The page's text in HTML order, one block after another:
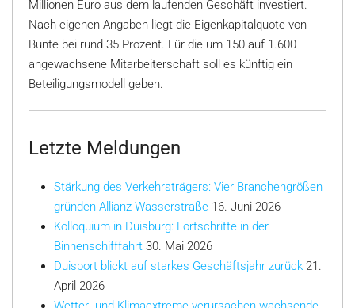
Millionen Euro aus dem laufenden Geschäft investiert.
Nach eigenen Angaben liegt die Eigenkapitalquote von
Bunte bei rund 35 Prozent. Für die um 150 auf 1.600
angewachsene Mitarbeiterschaft soll es künftig ein
Beteiligungsmodell geben.
Letzte Meldungen
Stärkung des Verkehrsträgers: Vier Branchengrößen
gründen Allianz Wasserstraße 16. Juni 2026
Kolloquium in Duisburg: Fortschritte in der
Binnenschifffahrt 30. Mai 2026
Duisport blickt auf starkes Geschäftsjahr zurück 21.
April 2026